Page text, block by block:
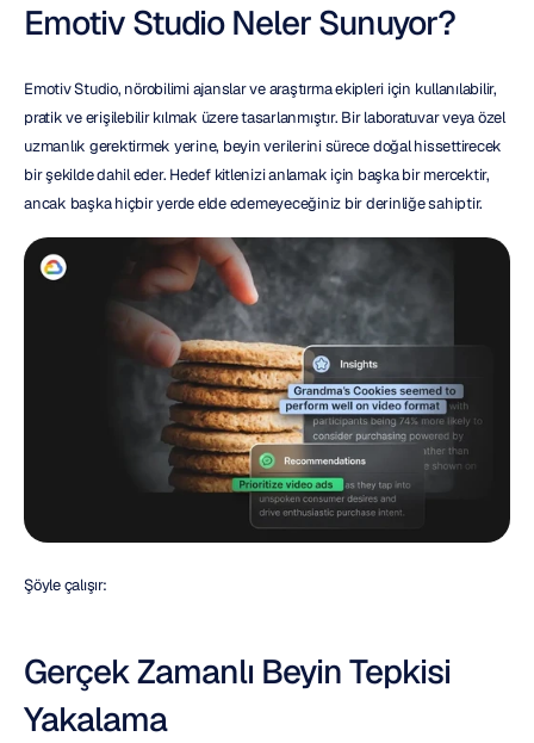
Emotiv Studio Neler Sunuyor?
Emotiv Studio, nörobilimi ajanslar ve araştırma ekipleri için kullanılabilir,
pratik ve erişilebilir kılmak üzere tasarlanmıştır. Bir laboratuvar veya özel
uzmanlık gerektirmek yerine, beyin verilerini sürece doğal hissettirecek
bir şekilde dahil eder. Hedef kitlenizi anlamak için başka bir mercektir,
ancak başka hiçbir yerde elde edemeyeceğiniz bir derinliğe sahiptir.
Şöyle çalışır:
Gerçek Zamanlı Beyin Tepkisi
Yakalama